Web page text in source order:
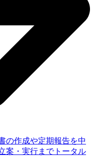
の作成や定期報告を中
案・実行までトータル